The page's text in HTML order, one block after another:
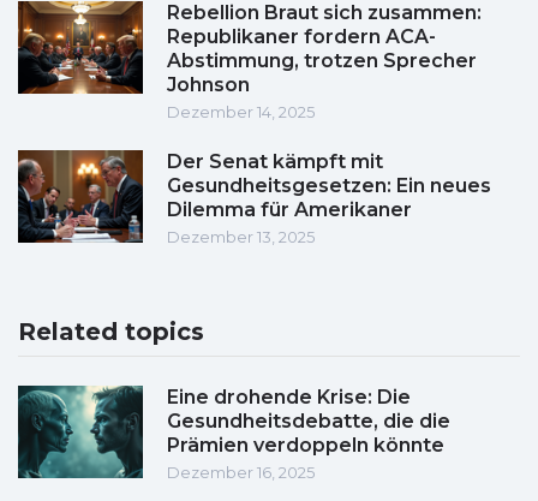
Rebellion Braut sich zusammen:
Republikaner fordern ACA-
Abstimmung, trotzen Sprecher
Johnson
Dezember 14, 2025
Der Senat kämpft mit
Gesundheitsgesetzen: Ein neues
Dilemma für Amerikaner
Dezember 13, 2025
Related topics
Eine drohende Krise: Die
Gesundheitsdebatte, die die
Prämien verdoppeln könnte
Dezember 16, 2025